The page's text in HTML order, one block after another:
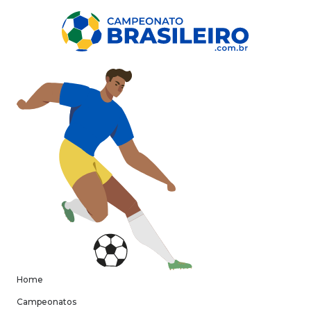
Home
Campeonatos